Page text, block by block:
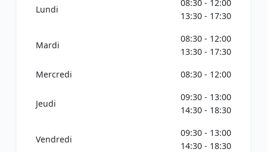
Lundi
08:30 - 12:00
13:30 - 17:30
Mardi
08:30 - 12:00
13:30 - 17:30
Mercredi
08:30 - 12:00
Jeudi
09:30 - 13:00
14:30 - 18:30
Vendredi
09:30 - 13:00
14:30 - 18:30